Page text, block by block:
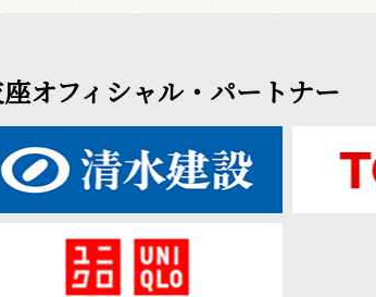
オフィシャル・パートナー